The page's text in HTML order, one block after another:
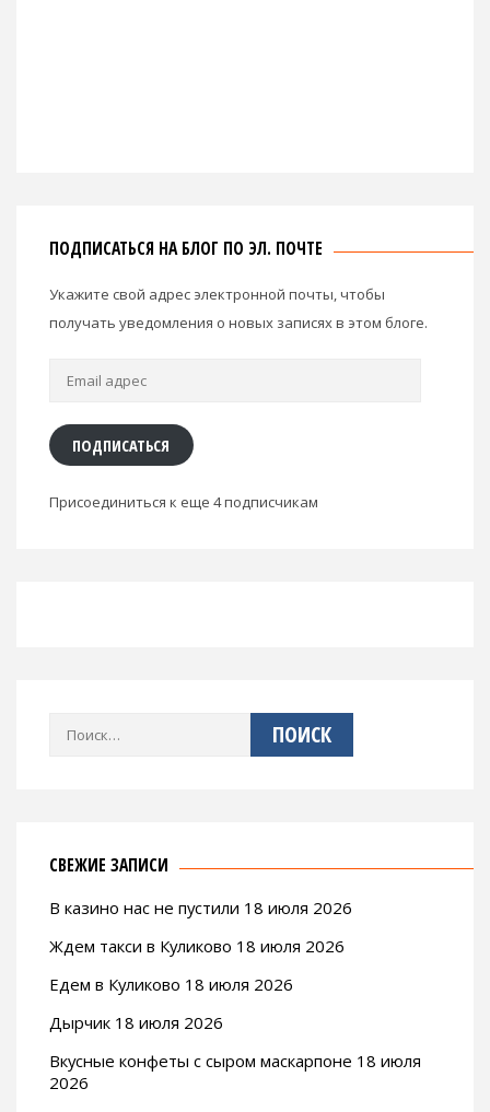
ПОДПИСАТЬСЯ НА БЛОГ ПО ЭЛ. ПОЧТЕ
Укажите свой адрес электронной почты, чтобы
получать уведомления о новых записях в этом блоге.
Email
ПОДПИСАТЬСЯ
Присоединиться к еще 4 подписчикам
СВЕЖИЕ ЗАПИСИ
В казино нас не пустили 18 июля 2026
Ждем такси в Куликово 18 июля 2026
Едем в Куликово 18 июля 2026
Дырчик 18 июля 2026
Вкусные конфеты с сыром маскарпоне 18 июля
2026